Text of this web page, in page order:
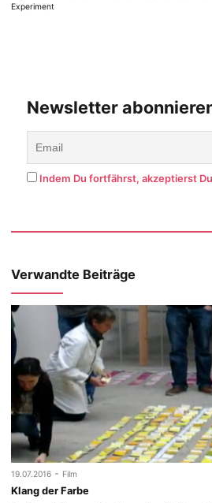
Experiment
Newsletter
Indem Du fortfährst, akzeptierst
Verwandte Beiträge
19.07.2016 - Film
Klang der Farbe